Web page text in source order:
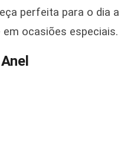
perfeita para o dia a
ocasiões especiais.